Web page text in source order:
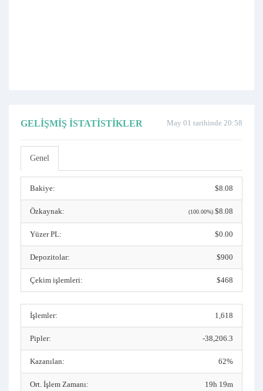
May 01 tarihinde 20:58
GELIŞMIŞ İSTATISTIKLER
Genel
Bakiye: $8.08
Özkaynak: (100.00%) $8.08
Yüzer PL: $0.00
Depozitolar: $900
Çekim işlemleri: $468
İşlemler: 1,618
Pipler: -38,206.3
Kazanılan: 62%
Ort. İşlem Zamanı: 19h 19m